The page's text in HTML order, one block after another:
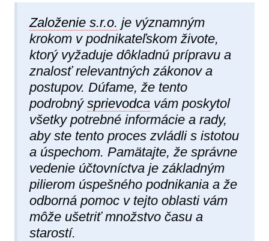
Založenie s.r.o. je významným
krokom v podnikateľskom živote,
ktorý vyžaduje dôkladnú prípravu a
znalosť relevantných zákonov a
postupov. Dúfame, že tento
podrobný sprievodca vám poskytol
všetky potrebné informácie a rady,
aby ste tento proces zvládli s istotou
a úspechom. Pamätajte, že správne
vedenie účtovníctva je základným
pilierom úspešného podnikania a že
odborná pomoc v tejto oblasti vám
môže ušetriť množstvo času a
starostí.